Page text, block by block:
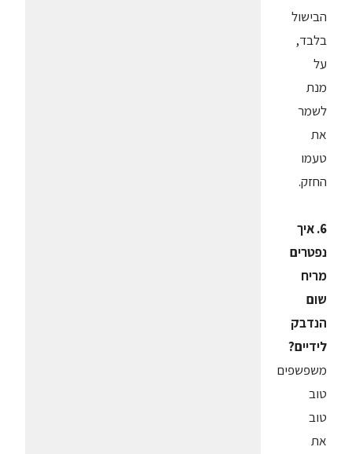
הבישול
בלבד,
על
מנת
לשמר
את
טעמו
החזק.
6. איך
נפטרים
מריח
שום
הנדבק
לידיים?
משפשפים
טוב
טוב
את